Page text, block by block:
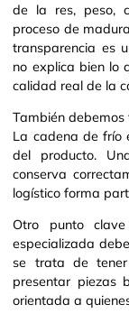
de la res, peso,
proceso de
transparencia es
no explica bien lo
calidad real de la
También
La cadena de frío
del producto.
conserva
logístico forma
Otro punto
especializada
se trata de tener
presentar piezas
orientada a